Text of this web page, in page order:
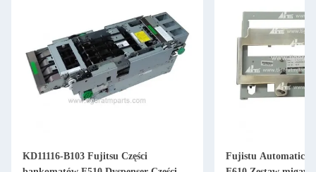
KD11116-B103 Fujitsu Części
Fujistu Automatic